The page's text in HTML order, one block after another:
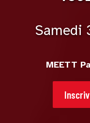
Samedi
MEETT